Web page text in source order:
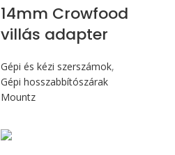
14mm Crowfood
villás adapter
Gépi és kézi szerszámok,
Gépi hosszabbítószárak
Mountz